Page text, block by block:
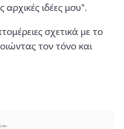
αρχικές ιδέες μου".
σχετικά με το
τον τόνο και